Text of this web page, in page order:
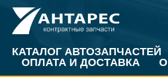
КАТАЛОГ АВТОЗАПЧАСТЕЙ
ОПЛАТА И ДОСТАВКА